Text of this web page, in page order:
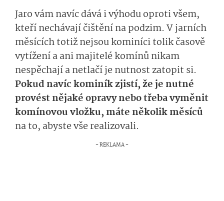
Jaro vám navíc dává i výhodu oproti všem,
kteří nechávají čištění na podzim. V jarních
měsících totiž nejsou kominíci tolik časově
vytížení a ani majitelé komínů nikam
nespěchají a netlačí je nutnost zatopit si.
Pokud navíc kominík zjistí, že je nutné
provést nějaké opravy nebo třeba vyměnit
komínovou vložku, máte několik měsíců
na to, abyste vše realizovali.